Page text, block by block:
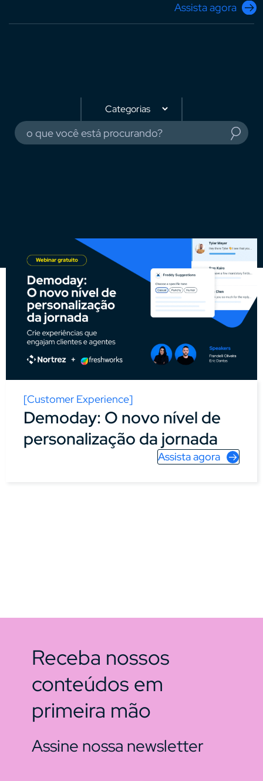
Assista agora
[Customer Experience]
Demoday: O novo nível de
personalização da jornada
Assista agora
Receba nossos
conteúdos em
primeira mão
Assine nossa newsletter